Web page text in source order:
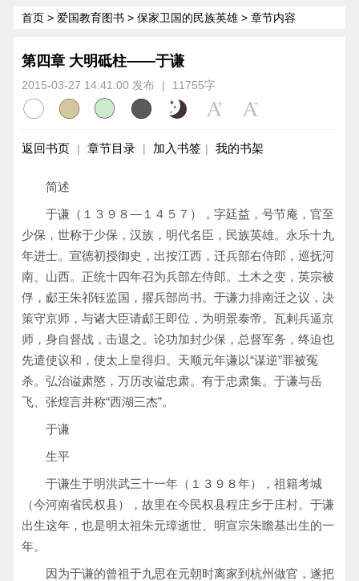
首页 > 爱国教育图书 > 保家卫国的民族英雄 > 章节内容
第四章 大明砥柱——于谦
2015-03-27 14:41:00 发布 | 11755字
返回书页 | 章节目录 | 加入书签 | 我的书架
简述
于谦（１３９８—１４５７），字廷益，号节庵，官至
少保，世称于少保，汉族，明代名臣，民族英雄。永乐十九
年进士。宣德初授御史，出按江西，迁兵部右侍郎，巡抚河
南、山西。正统十四年召为兵部左侍郎。土木之变，英宗被
俘，郕王朱祁钰监国，擢兵部尚书。于谦力排南迁之议，决
策守京师，与诸大臣请郕王即位，为明景泰帝。瓦剌兵逼京
师，身自督战，击退之。论功加封少保，总督军务，终迫也
先遣使议和，使太上皇得归。天顺元年谦以“谋逆”罪被冤
杀。弘治谥肃愍，万历改谥忠肃。有于忠肃集。于谦与岳
飞、张煌言并称“西湖三杰”。
于谦
生平
于谦生于明洪武三十一年（１３９８年），祖籍考城
（今河南省民权县），故里在今民权县程庄乡于庄村。于谦
出生这年，也是明太祖朱元璋逝世、明宣宗朱瞻基出生的一
年。
因为于谦的曾祖于九思在元朝时离家到杭州做官，遂把